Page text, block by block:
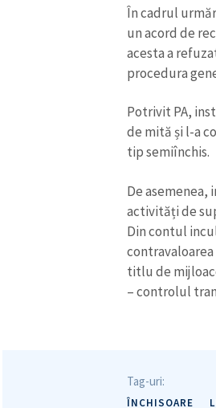
În cadrul
un acord de
acesta a
procedura
Potrivit PA,
de mită și l-a
tip semiînchis.
De
activități de
Din contul
titlu de
– controlul
Tag-uri:
ÎNCHISOARE